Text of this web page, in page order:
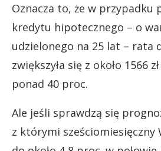
Oznacza to, że w przypadku
kredytu hipotecznego – o
udzielonego na 25 lat – rata
zwiększyła się z około 1566
ponad 40 proc.
Ale jeśli sprawdzą się
z którymi sześciomiesięczny